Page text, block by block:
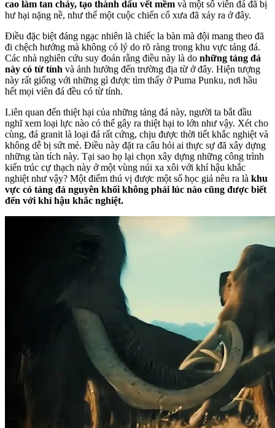
cao làm tan chảy, tạo thành dấu vết mềm và một số viên đá đã bị
hư hại nặng nề, như thể một cuộc chiến cổ xưa đã xảy ra ở đây.
Điều đặc biệt đáng ngạc nhiên là chiếc la bàn mà đội mang theo đã
đi chệch hướng mà không có lý do rõ ràng trong khu vực tảng đá.
Các nhà nghiên cứu suy đoán rằng điều này là do những tảng đá
này có từ tính và ảnh hưởng đến trường địa từ ở đây. Hiện tượng
này rất giống với những gì được tìm thấy ở Puma Punku, nơi hầu
hết mọi viên đá đều có từ tính.
Liên quan đến thiệt hại của những tảng đá này, người ta bắt đầu
nghĩ xem loại lực nào có thể gây ra thiệt hại to lớn như vậy. Xét cho
cùng, đá granit là loại đá rất cứng, chịu được thời tiết khắc nghiệt và
không dễ bị sứt mẻ. Điều này đặt ra câu hỏi ai thực sự đã xây dựng
những tàn tích này. Tại sao họ lại chọn xây dựng những công trình
kiến trúc cự thạch này ở một vùng núi xa xôi với khí hậu khắc
nghiệt như vậy? Một điểm thú vị được một số học giả nêu ra là khu
vực có tảng đá nguyên khối không phải lúc nào cũng được biết
đến với khí hậu khắc nghiệt.